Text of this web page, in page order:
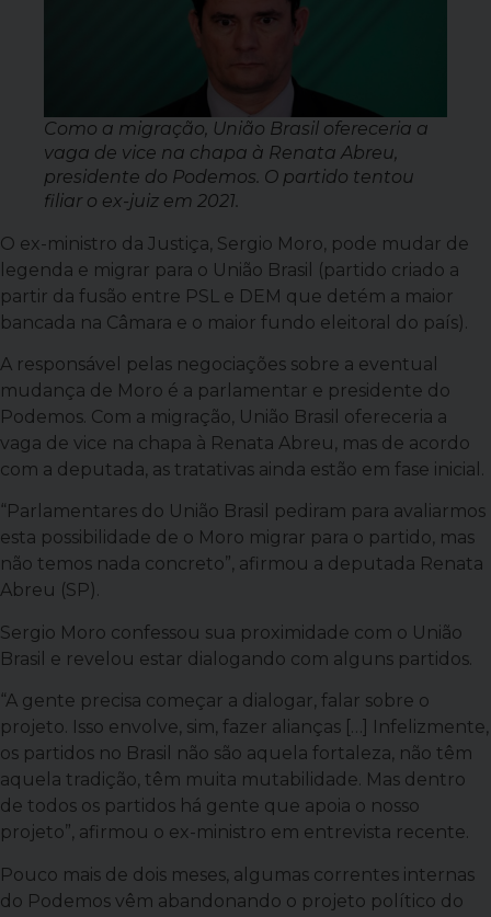
Como a migração, União Brasil ofereceria a
vaga de vice na chapa à Renata Abreu,
presidente do Podemos. O partido tentou
filiar o ex-juiz em 2021.
O ex-ministro da Justiça, Sergio Moro, pode mudar de
legenda e migrar para o União Brasil (partido criado a
partir da fusão entre PSL e DEM que detém a maior
bancada na Câmara e o maior fundo eleitoral do país).
A responsável pelas negociações sobre a eventual
mudança de Moro é a parlamentar e presidente do
Podemos. Com a migração, União Brasil ofereceria a
vaga de vice na chapa à Renata Abreu, mas de acordo
com a deputada, as tratativas ainda estão em fase inicial.
“Parlamentares do União Brasil pediram para avaliarmos
esta possibilidade de o Moro migrar para o partido, mas
não temos nada concreto”, afirmou a deputada Renata
Abreu (SP).
Sergio Moro confessou sua proximidade com o União
Brasil e revelou estar dialogando com alguns partidos.
“A gente precisa começar a dialogar, falar sobre o
projeto. Isso envolve, sim, fazer alianças […] Infelizmente,
os partidos no Brasil não são aquela fortaleza, não têm
aquela tradição, têm muita mutabilidade. Mas dentro
de todos os partidos há gente que apoia o nosso
projeto”, afirmou o ex-ministro em entrevista recente.
Pouco mais de dois meses, algumas correntes internas
do Podemos vêm abandonando o projeto político do